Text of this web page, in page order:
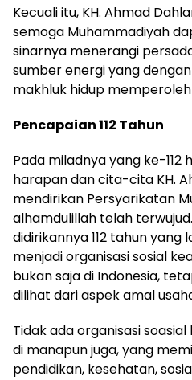
Kecuali itu, KH. Ahmad
semoga Muhammadiyah
sinarnya menerangi
sumber energi yang
makhluk hidup
Pencapaian 112 Tahun
Pada miladnya yang ke-112
harapan dan cita-cita KH.
mendirikan Persyarikatan
alhamdulillah telah
didirikannya 112 tahun yang
menjadi organisasi sosial
bukan saja di Indonesia,
dilihat dari aspek amal
Tidak ada organisasi
di manapun juga, yang
pendidikan, kesehatan,